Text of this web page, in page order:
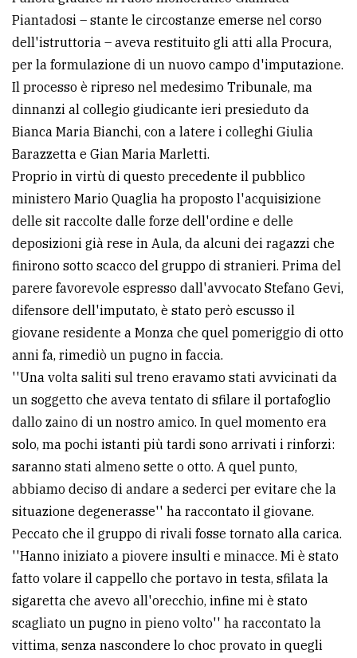
Privacy
policy
Cookie
policy
Piantadosi – stante le circostanze emerse nel corso
dell'istruttoria – aveva restituito gli atti alla Procura,
per la formulazione di un nuovo campo d'imputazione.
Il processo è ripreso nel medesimo Tribunale, ma
dinnanzi al collegio giudicante ieri presieduto da
Bianca Maria Bianchi, con a latere i colleghi Giulia
Barazzetta e Gian Maria Marletti.
Proprio in virtù di questo precedente il pubblico
ministero Mario Quaglia ha proposto l'acquisizione
delle sit raccolte dalle forze dell'ordine e delle
deposizioni già rese in Aula, da alcuni dei ragazzi che
finirono sotto scacco del gruppo di stranieri. Prima del
parere favorevole espresso dall'avvocato Stefano Gevi,
difensore dell'imputato, è stato però escusso il
giovane residente a Monza che quel pomeriggio di otto
anni fa, rimediò un pugno in faccia.
''Una volta saliti sul treno eravamo stati avvicinati da
un soggetto che aveva tentato di sfilare il portafoglio
dallo zaino di un nostro amico. In quel momento era
solo, ma pochi istanti più tardi sono arrivati i rinforzi:
saranno stati almeno sette o otto. A quel punto,
abbiamo deciso di andare a sederci per evitare che la
situazione degenerasse'' ha raccontato il giovane.
Peccato che il gruppo di rivali fosse tornato alla carica.
''Hanno iniziato a piovere insulti e minacce. Mi è stato
fatto volare il cappello che portavo in testa, sfilata la
sigaretta che avevo all'orecchio, infine mi è stato
scagliato un pugno in pieno volto'' ha raccontato la
vittima, senza nascondere lo choc provato in quegli